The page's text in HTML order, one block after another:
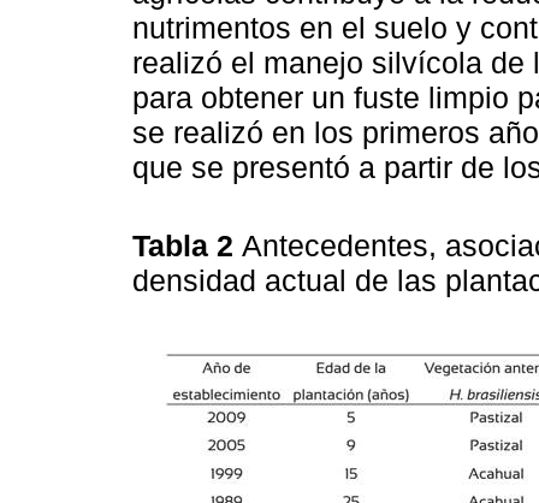
nutrimentos en el suelo y
realizó el manejo silvícola de
para obtener un fuste limpio
se realizó en los primeros
que se presentó a partir de
Tabla 2 Antecedentes,
densidad actual de las